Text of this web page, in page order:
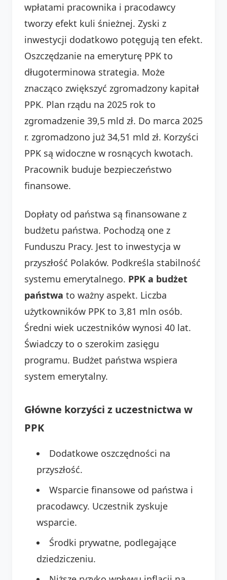
wpłatami pracownika i pracodawcy
tworzy efekt kuli śnieżnej. Zyski z
inwestycji dodatkowo potęgują ten efekt.
Oszczędzanie na emeryturę PPK to
długoterminowa strategia. Może
znacząco zwiększyć zgromadzony kapitał
PPK. Plan rządu na 2025 rok to
zgromadzenie 39,5 mld zł. Do marca 2025
r. zgromadzono już 34,51 mld zł. Korzyści
PPK są widoczne w rosnących kwotach.
Pracownik buduje bezpieczeństwo
finansowe.
Dopłaty od państwa są finansowane z
budżetu państwa. Pochodzą one z
Funduszu Pracy. Jest to inwestycja w
przyszłość Polaków. Podkreśla stabilność
systemu emerytalnego. PPK a budżet
państwa to ważny aspekt. Liczba
użytkowników PPK to 3,81 mln osób.
Średni wiek uczestników wynosi 40 lat.
Świadczy to o szerokim zasięgu
programu. Budżet państwa wspiera
system emerytalny.
Główne korzyści z uczestnictwa w
PPK
Dodatkowe oszczędności na
przyszłość.
Wsparcie finansowe od państwa i
pracodawcy. Uczestnik zyskuje
wsparcie.
Środki prywatne, podlegające
dziedziczeniu.